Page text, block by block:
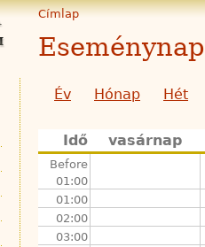
Címlap
Év Hónap Hét
Idő vasárnap
Before
01:00
01:00
02:00
03:00